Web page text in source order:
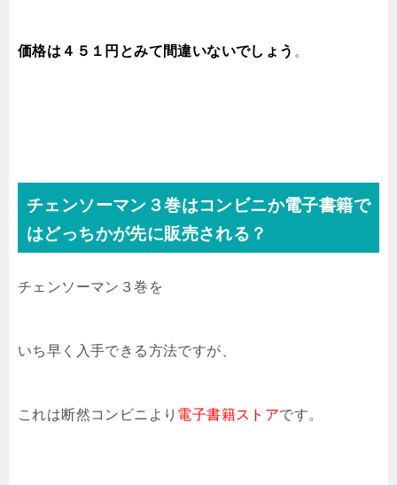
価格は４５１円とみて間違いないでしょう 。
チェンソーマン３巻はコンビニか電子書籍で
はどっちかが先に販売される？
チェンソーマン３巻を
いち早く入手できる方法ですが、
これは断然コンビニより 電子書籍ストアです。